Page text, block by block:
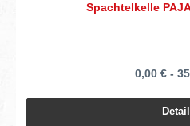
Spachtelkelle
0,00 € -